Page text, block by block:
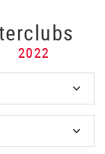
2022